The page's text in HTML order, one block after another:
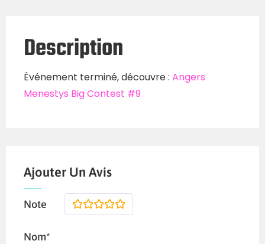
Description
Événement terminé, découvre : Angers
Menestys Big Contest #9
Ajouter Un Avis
Note 5
4
3
2
Nom*